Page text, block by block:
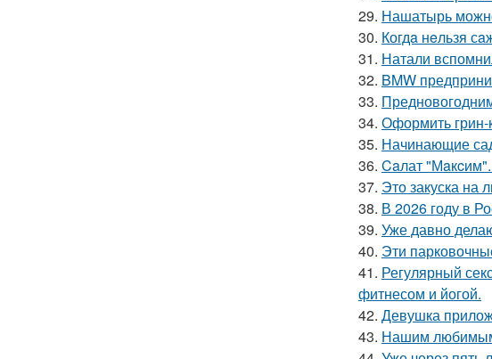
29. Нашатырь
30. Когдa нeльзя
31. Натали
32. BMW
33.
34. Оформить грин-
35. Начинающие
36. Caлат
37. Это закуска на
38. В 2026 году в
39. Уже давно
40. Эти
41. Регулярный
фитнесом и йогой.
42. Девушка
43. Нашим любимым